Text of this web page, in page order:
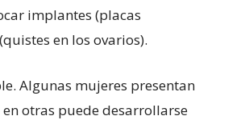
implantes (placas
en los ovarios).
Algunas mujeres presentan
otras puede desarrollarse